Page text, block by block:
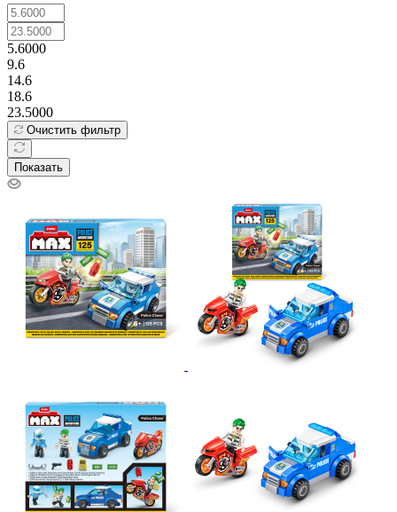
5.6000
9.6
14.6
18.6
23.5000
Очистить фильтр
Показать